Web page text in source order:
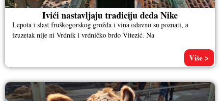
Ivići nastavljaju tradiciju deda Nike
Lepota i slast fruškogorskog grožđa i vina odavno su poznati, a
izuzetak nije ni Vrdnik i vrdničko brdo Vitezić. Na
Više >